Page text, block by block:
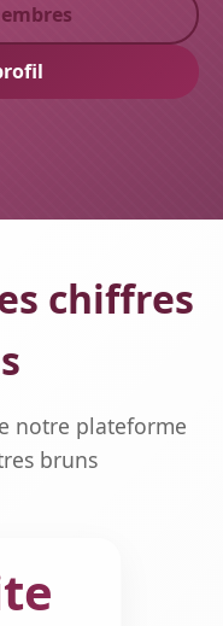
chiffres
notre plateforme
bruns